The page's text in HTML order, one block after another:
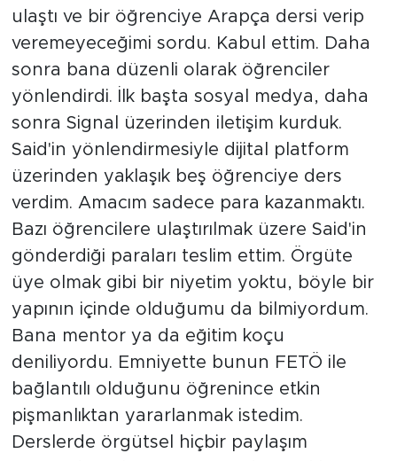
ulaştı ve bir öğrenciye Arapça dersi verip
veremeyeceğimi sordu. Kabul ettim. Daha
sonra bana düzenli olarak öğrenciler
yönlendirdi. İlk başta sosyal medya, daha
sonra Signal üzerinden iletişim kurduk.
Said'in yönlendirmesiyle dijital platform
üzerinden yaklaşık beş öğrenciye ders
verdim. Amacım sadece para kazanmaktı.
Bazı öğrencilere ulaştırılmak üzere Said'in
gönderdiği paraları teslim ettim. Örgüte
üye olmak gibi bir niyetim yoktu, böyle bir
yapının içinde olduğumu da bilmiyordum.
Bana mentor ya da eğitim koçu
deniliyordu. Emniyette bunun FETÖ ile
bağlantılı olduğunu öğrenince etkin
pişmanlıktan yararlanmak istedim.
Derslerde örgütsel hiçbir paylaşım